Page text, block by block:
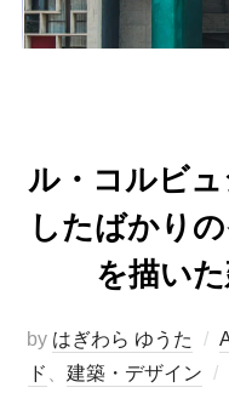
ル・コルビ
したばかり
を描い
by はぎわら ゆうた
ド
建築・デザイン